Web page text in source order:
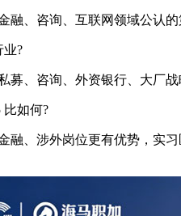
融、咨询、互联网领域公认
业?
募、咨询、外资银行、大厂战
比如何?
融、涉外岗位更有优势，实习